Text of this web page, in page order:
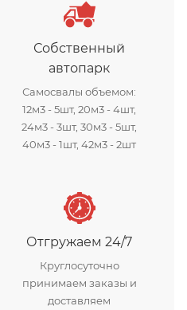
Собственный
автопарк
Самосвалы объемом:
12м3 - 5шт, 20м3 - 4шт,
24м3 - 3шт, 30м3 - 5шт,
40м3 - 1шт, 42м3 - 2шт
Отгружаем 24/7
Круглосуточно
принимаем заказы и
доставляем